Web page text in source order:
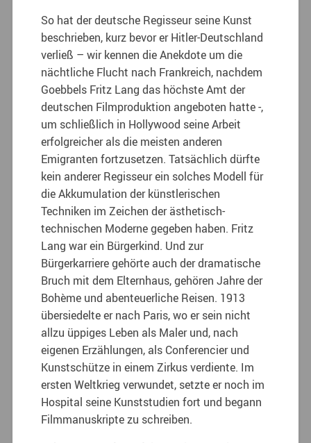
So hat der deutsche Regisseur seine Kunst
beschrieben, kurz bevor er Hitler-Deutschland
verließ – wir kennen die Anekdote um die
nächtliche Flucht nach Frankreich, nachdem
Goebbels Fritz Lang das höchste Amt der
deutschen Filmproduktion angeboten hatte -,
um schließlich in Hollywood seine Arbeit
erfolgreicher als die meisten anderen
Emigranten fortzusetzen. Tatsächlich dürfte
kein anderer Regisseur ein solches Modell für
die Akkumulation der künstlerischen
Techniken im Zeichen der ästhetisch-
technischen Moderne gegeben haben. Fritz
Lang war ein Bürgerkind. Und zur
Bürgerkarriere gehörte auch der dramatische
Bruch mit dem Elternhaus, gehören Jahre der
Bohème und abenteuerliche Reisen. 1913
übersiedelte er nach Paris, wo er sein nicht
allzu üppiges Leben als Maler und, nach
eigenen Erzählungen, als Conferencier und
Kunstschütze in einem Zirkus verdiente. Im
ersten Weltkrieg verwundet, setzte er noch im
Hospital seine Kunststudien fort und begann
Filmmanuskripte zu schreiben.